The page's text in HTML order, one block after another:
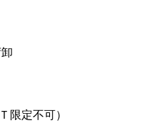
限定不可）